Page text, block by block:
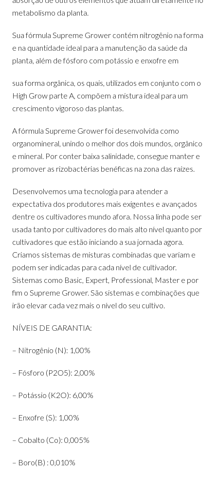
metabolismo da planta.
Sua fórmula Supreme Grower contém nitrogênio na forma
e na quantidade ideal para a manutenção da saúde da
planta, além de fósforo com potássio e enxofre em
sua forma orgânica, os quais, utilizados em conjunto com o
High Grow parte A, compõem a mistura ideal para um
crescimento vigoroso das plantas.
A fórmula Supreme Grower foi desenvolvida como
organomineral, unindo o melhor dos dois mundos, orgânico
e mineral. Por conter baixa salinidade, consegue manter e
promover as rizobactérias benéficas na zona das raízes.
Desenvolvemos uma tecnologia para atender a
expectativa dos produtores mais exigentes e avançados
dentre os cultivadores mundo afora. Nossa linha pode ser
usada tanto por cultivadores do mais alto nível quanto por
cultivadores que estão iniciando a sua jornada agora.
Criamos sistemas de misturas combinadas que variam e
podem ser indicadas para cada nível de cultivador.
Sistemas como Basic, Expert, Professional, Master e por
fim o Supreme Grower. São sistemas e combinações que
irão elevar cada vez mais o nível do seu cultivo.
NÍVEIS DE GARANTIA:
– Nitrogênio (N): 1,00%
– Fósforo (P2O5): 2,00%
– Potássio (K2O): 6,00%
– Enxofre (S): 1,00%
– Cobalto (Co): 0,005%
– Boro(B) : 0,010%